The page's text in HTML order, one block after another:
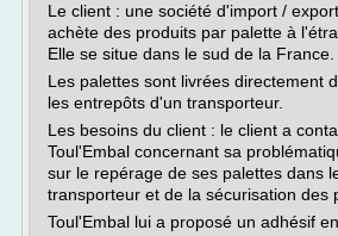
Le client : une société d'import /
achète des produits par palette à
Elle se situe dans le sud de la France.
Les palettes sont livrées directement
les entrepôts d'un transporteur.
Les besoins du client : le client a
Toul'Embal concernant sa
sur le repérage de ses palettes dans
transporteur et de la sécurisation des
Toul'Embal lui a proposé un adhésif